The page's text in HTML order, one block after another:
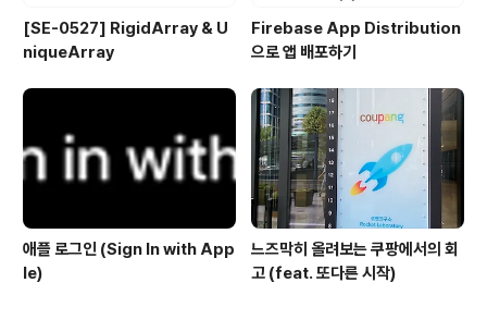
[SE-0527] RigidArray & U
niqueArray
Firebase App Distribution
으로 앱 배포하기
애플 로그인 (Sign In with App
le)
느즈막히 올려보는 쿠팡에서의 회
고 (feat. 또다른 시작)